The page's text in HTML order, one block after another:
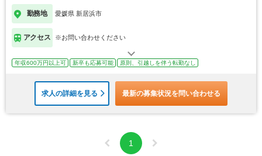
勤務地 愛媛県 新居浜市
アクセス ※お問い合わせください
年収600万円以上可 新卒も応募可能 原則、引越しを伴う転勤なし
求人の詳細を見る 最新の募集状況を問い合わせる
1